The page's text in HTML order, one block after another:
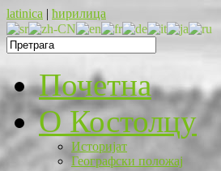
latinica | ћирилица
Почетна
O Костолцу
Историјат
Географски положај